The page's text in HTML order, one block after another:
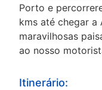
Porto e
kms até chegar a
maravilhosas
ao nosso
Itinerário: